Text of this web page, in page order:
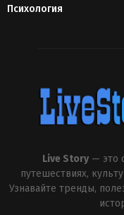
Психология
Live Story — это
путешествиях,
Узнавайте тренды,